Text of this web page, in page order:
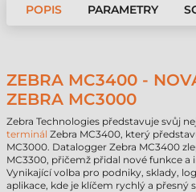
POPIS PARAMETRY
ZEBRA MC3400 -
ZEBRA MC3000
Zebra Technologies představuje svůj
terminál Zebra MC3400, který
MC3000. Datalogger Zebra MC3400
MC3300, přičemž přidal nové funkce
Vynikající volba pro podniky, sklady,
aplikace, kde je klíčem rychlý a přesný